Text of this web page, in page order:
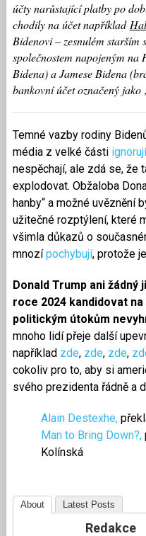
účty narůstající platby po
chodily na účet například
Bidenovi – zesnulém starším
společnostem napojeným na
Bidena) a Jamese Bidena
bankovní účet označený jako
Temné vazby rodiny
média z velké části ignorují
nespěchají, ale zdá se, že
explodovat. Obžaloba
hanby“ a možné uvěznění
užitečné rozptýlení, které
všimla důkazů o
mnozípochybují, protože
Donald Trump ani žádný
roce 2024 kandidovat
politickým útokům
mnoho lidí přeje další
například zde, zde, zde,
cokoliv pro to, aby si
svého prezidenta řádně a
Alain Destexhe,
Man to Bring Down?,
Kolínská
About Latest Posts
Redakce